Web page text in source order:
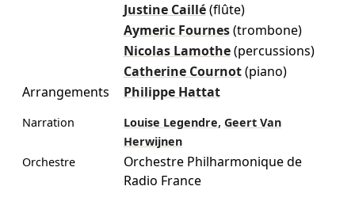
Justine Caillé (flûte)
Aymeric Fournes (trombone)
Nicolas Lamothe (percussions)
Catherine Cournot (piano)
Arrangements
Philippe Hattat
Narration Louise Legendre, Geert Van
Herwijnen
Orchestre
Orchestre Philharmonique de
Radio France